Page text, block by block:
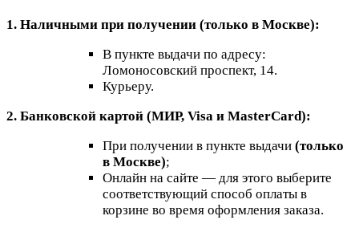
1. Наличными при получении (только в Москве):
В пункте выдачи по адресу:
Ломоносовский проспект, 14.
Курьеру.
2. Банковской картой (МИР, Visa и MasterCard):
При получении в пункте выдачи (только
в Москве);
Онлайн на сайте — для этого выберите
соответствующий способ оплаты в
корзине во время оформления заказа.